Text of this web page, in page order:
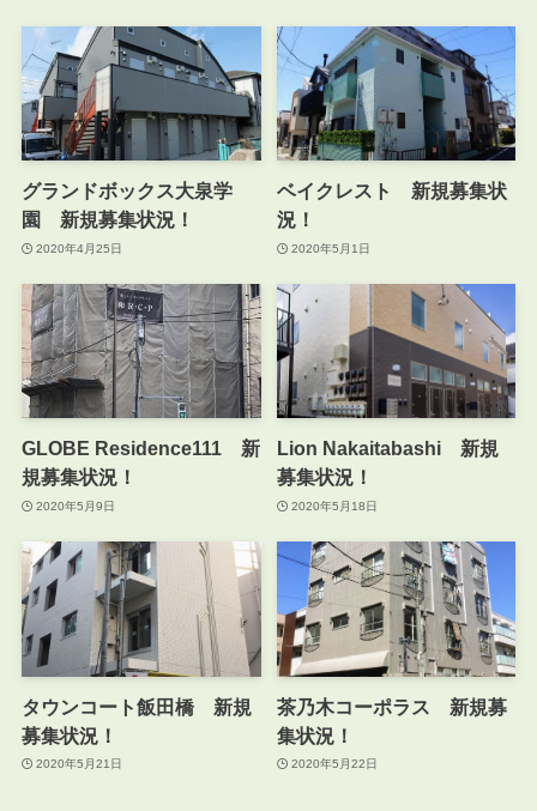
グランドボックス大泉学
園 新規募集状況！
2020年4月25日
ベイクレスト 新規募集状
況！
2020年5月1日
GLOBE Residence111 新
規募集状況！
2020年5月9日
Lion Nakaitabashi 新規
募集状況！
2020年5月18日
タウンコート飯田橋 新規
募集状況！
2020年5月21日
茶乃木コーポラス 新規募
集状況！
2020年5月22日